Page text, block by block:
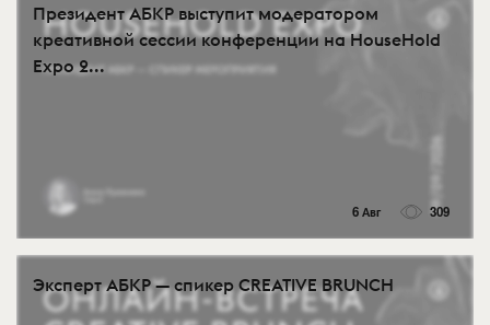
Президент АБКР выступит модератором
креативной сессии конференции на HouseHold
Expo 2...
6 Авг 309
Эксперт АБКР — спикер CREATIVE BRUNCH